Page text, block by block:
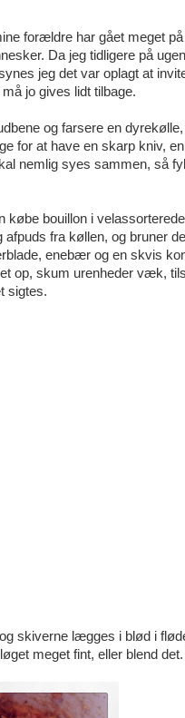
forældre har gået meget
Da jeg tidligere på
jeg det var oplagt at
jo gives lidt tilbage.
og farsere en
for at have en skarp kniv,
nemlig syes sammen, så
købe bouillon i velassorterede
fra køllen, og bruner
enebær og en skvis
op, skum urenheder væk,
sigtes.
skiverne lægges i blød i
meget fint, eller blend